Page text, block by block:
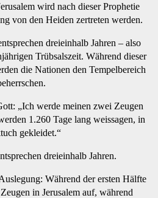
wird nach dieser Prophetie
von den Heiden zertreten werden.
dreieinhalb Jahren – also
Trübsalszeit. Während dieser
die Nationen den Tempelbereich
„Ich werde meinen zwei Zeugen
1.260 Tage lang weissagen, in
gekleidet.“
dreieinhalb Jahren.
Während der ersten Hälfte
in Jerusalem auf, während